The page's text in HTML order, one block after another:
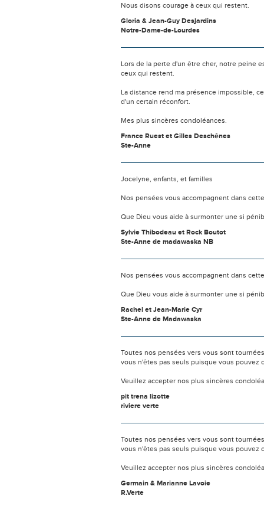
Nous disons courage à ceux qui restent.
Gloria & Jean-Guy Desjardins
Notre-Dame-de-Lourdes
Lors de la perte d'un être cher, notre peine
ceux qui restent.
La distance rend ma présence impossible,
d'un certain réconfort.
Mes plus sincères condoléances.
France Ruest et Gilles Deschênes
Ste-Anne
Jocelyne, enfants, et familles
Nos pensées vous accompagnent dans
Que Dieu vous aide à surmonter une si
Sylvie Thibodeau et Rock Boutot
Ste-Anne de madawaska NB
Nos pensées vous accompagnent dans
Que Dieu vous aide à surmonter une si
Rachel et Jean-Marie Cyr
Ste-Anne de Madawaska
Toutes nos pensées vers vous sont
vous n'êtes pas seuls puisque vous pouvez
Veuillez accepter nos plus sincères
pit trena lizotte
riviere verte
Toutes nos pensées vers vous sont
vous n'êtes pas seuls puisque vous pouvez
Veuillez accepter nos plus sincères
Germain & Marianne Lavoie
R.Verte